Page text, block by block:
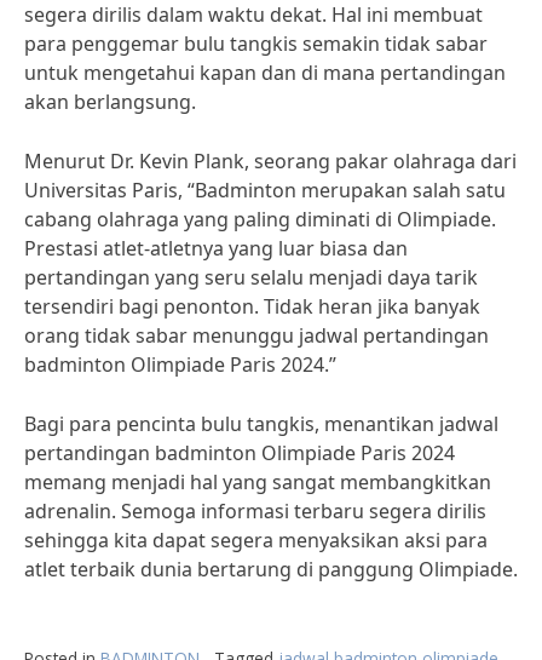
segera dirilis dalam waktu dekat. Hal ini membuat
para penggemar bulu tangkis semakin tidak sabar
untuk mengetahui kapan dan di mana pertandingan
akan berlangsung.
Menurut Dr. Kevin Plank, seorang pakar olahraga dari
Universitas Paris, “Badminton merupakan salah satu
cabang olahraga yang paling diminati di Olimpiade.
Prestasi atlet-atletnya yang luar biasa dan
pertandingan yang seru selalu menjadi daya tarik
tersendiri bagi penonton. Tidak heran jika banyak
orang tidak sabar menunggu jadwal pertandingan
badminton Olimpiade Paris 2024.”
Bagi para pencinta bulu tangkis, menantikan jadwal
pertandingan badminton Olimpiade Paris 2024
memang menjadi hal yang sangat membangkitkan
adrenalin. Semoga informasi terbaru segera dirilis
sehingga kita dapat segera menyaksikan aksi para
atlet terbaik dunia bertarung di panggung Olimpiade.